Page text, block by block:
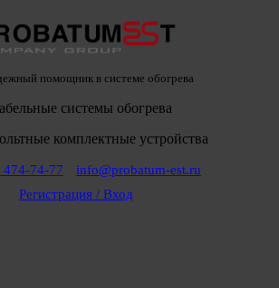
помощник в системе обогрева
системы обогрева
комплектные устройства
474-74-77
info@probatum-est.ru
Регистрация / Вход